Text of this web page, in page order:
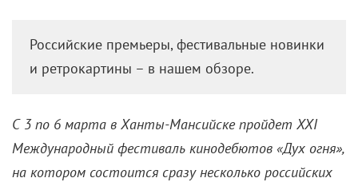
Российские премьеры, фестивальные новинки
и ретрокартины – в нашем обзоре.
С 3 по 6 марта в Ханты-Мансийске пройдет XXI
Международный фестиваль кинодебютов «Дух огня»,
на котором состоится сразу несколько российских